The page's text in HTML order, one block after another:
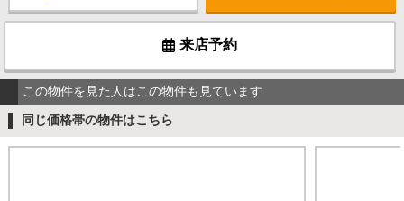
来店予約
この物件を見た人はこの物件も見ています
同じ価格帯の物件はこちら